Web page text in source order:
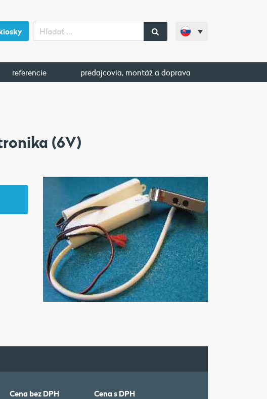
referencie predajcovia, montáž a doprava
(6V)
Cena bez DPH Cena s DPH